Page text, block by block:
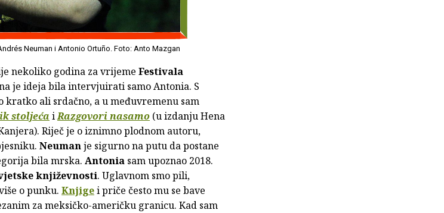
Neuman i Antonio Ortuño. Foto: Anto Mazgan
nekoliko godina za vrijeme Festivala
je ideja bila intervjuirati samo Antonia. S
kratko ali srdačno, a u međuvremenu sam
stoljeća iRazgovori nasamo (u izdanju Hena
Riječ je o iznimno plodnom autoru,
Neumanje sigurno na putu da postane
bila mrska. Antonia sam upoznao 2018.
književnosti. Uglavnom smo pili,
o punku. Knjigei priče često mu se bave
za meksičko-američku granicu. Kad sam